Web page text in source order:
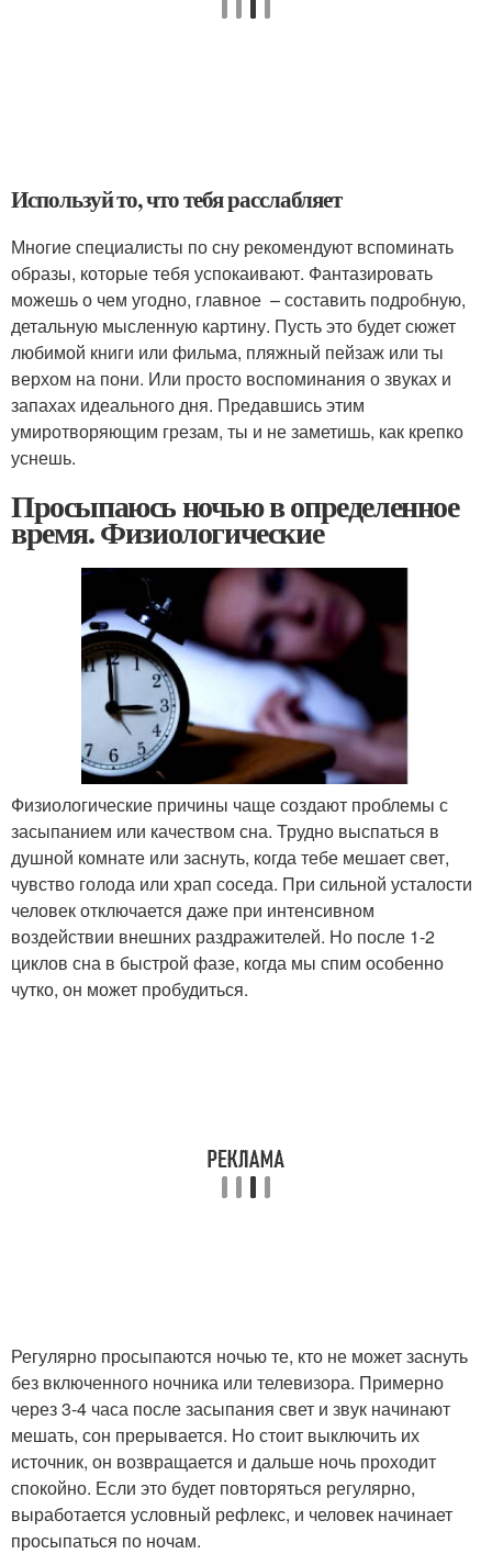
Используй то, что тебя расслабляет
Многие специалисты по сну рекомендуют вспоминать
образы, которые тебя успокаивают. Фантазировать
можешь о чем угодно, главное – составить подробную,
детальную мысленную картину. Пусть это будет сюжет
любимой книги или фильма, пляжный пейзаж или ты
верхом на пони. Или просто воспоминания о звуках и
запахах идеального дня. Предавшись этим
умиротворяющим грезам, ты и не заметишь, как крепко
уснешь.
Просыпаюсь ночью в определенное
время. Физиологические
Физиологические причины чаще создают проблемы с
засыпанием или качеством сна. Трудно выспаться в
душной комнате или заснуть, когда тебе мешает свет,
чувство голода или храп соседа. При сильной усталости
человек отключается даже при интенсивном
воздействии внешних раздражителей. Но после 1-2
циклов сна в быстрой фазе, когда мы спим особенно
чутко, он может пробудиться.
Регулярно просыпаются ночью те, кто не может заснуть
без включенного ночника или телевизора. Примерно
через 3-4 часа после засыпания свет и звук начинают
мешать, сон прерывается. Но стоит выключить их
источник, он возвращается и дальше ночь проходит
спокойно. Если это будет повторяться регулярно,
выработается условный рефлекс, и человек начинает
просыпаться по ночам.